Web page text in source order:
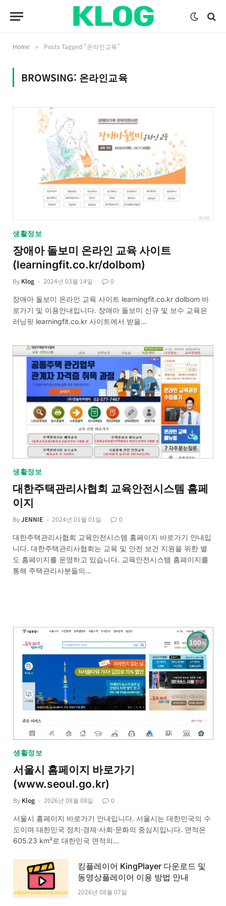
Home » Posts Tagged "온라인교육"
BROWSING: 온라인교육
생활정보
장애아 돌보미 온라인 교육 사이트
(learningfit.co.kr/dolbom)
By Klog 2024년 03월 14일 0
장애아 돌보미 온라인 교육 사이트 learningfit.co.kr dolbom 바
로가기 및 이용안내입니다. 장애아 돌보미 신규 및 보수 교육은
러닝핏 learningfit.co.kr 사이트에서 받을…
생활정보
대한주택관리사협회 교육안전시스템 홈페
이지
ByJENNIE 2024년 01월 01일 0
대한주택관리사협회 교육안전시스템 홈페이지 바로가기 안내입
니다. 대한주택관리사협회는 교육 및 안전 보건 지원을 위한 별
도 홈페이지를 운영하고 있습니다. 교육안전시스템 홈페이지를
통해 주택관리사분들의…
100
생활정보
서울시 홈페이지 바로가기
(www.seoul.go.kr)
By Klog 2026년 08월 08일 0
서울시 홈페이지 바로가기 안내입니다. 서울시는 대한민국의 수
도이며 대한민국 정치·경제·사회·문화의 중심지입니다. 면적은
605.23 km²로 대한민국 면적의…
킹플레이어 KingPlayer 다운로드 및
동영상플레이어 이용 방법 안내
2026년 08월 07일